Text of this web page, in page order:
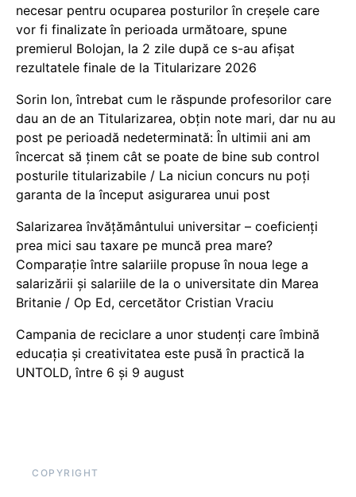
necesar pentru ocuparea posturilor în creșele care
vor fi finalizate în perioada următoare, spune
premierul Bolojan, la 2 zile după ce s-au afișat
rezultatele finale de la Titularizare 2026
Sorin Ion, întrebat cum le răspunde profesorilor care
dau an de an Titularizarea, obțin note mari, dar nu au
post pe perioadă nedeterminată: În ultimii ani am
încercat să ținem cât se poate de bine sub control
posturile titularizabile / La niciun concurs nu poți
garanta de la început asigurarea unui post
Salarizarea învățământului universitar – coeficienți
prea mici sau taxare pe muncă prea mare?
Comparație între salariile propuse în noua lege a
salarizării și salariile de la o universitate din Marea
Britanie / Op Ed, cercetător Cristian Vraciu
Campania de reciclare a unor studenți care îmbină
educația și creativitatea este pusă în practică la
UNTOLD, între 6 și 9 august
COPYRIGHT